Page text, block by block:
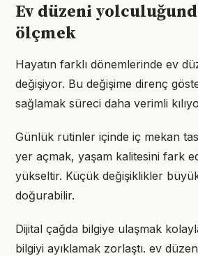
Ev düzeni
ölçmek
Hayatın farklı dönemlerinde ev
değişiyor. Bu değişime direnç
sağlamak süreci daha verimli
Günlük rutinler içinde iç mekan
yer açmak, yaşam kalitesini fark
yükseltir. Küçük değişiklikler
doğurabilir.
Dijital çağda bilgiye ulaşmak
bilgiyi ayıklamak zorlaştı. ev